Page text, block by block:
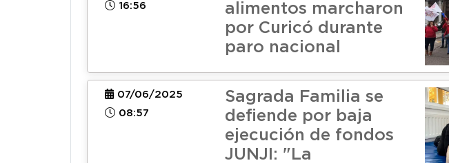
16:56
alimentos marcharon
por Curicó durante
paro nacional
07/06/2025
08:57
Sagrada Familia se
defiende por baja
ejecución de fondos
JUNJI: "La